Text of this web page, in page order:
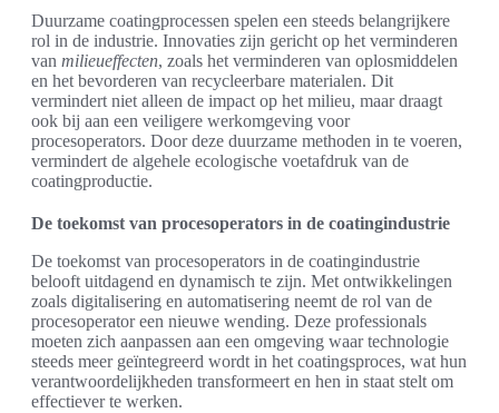
Duurzame coatingprocessen spelen een steeds belangrijkere
rol in de industrie. Innovaties zijn gericht op het verminderen
van milieueffecten, zoals het verminderen van oplosmiddelen
en het bevorderen van recycleerbare materialen. Dit
vermindert niet alleen de impact op het milieu, maar draagt
ook bij aan een veiligere werkomgeving voor
procesoperators. Door deze duurzame methoden in te voeren,
vermindert de algehele ecologische voetafdruk van de
coatingproductie.
De toekomst van procesoperators in de coatingindustrie
De toekomst van procesoperators in de coatingindustrie
belooft uitdagend en dynamisch te zijn. Met ontwikkelingen
zoals digitalisering en automatisering neemt de rol van de
procesoperator een nieuwe wending. Deze professionals
moeten zich aanpassen aan een omgeving waar technologie
steeds meer geïntegreerd wordt in het coatingsproces, wat hun
verantwoordelijkheden transformeert en hen in staat stelt om
effectiever te werken.